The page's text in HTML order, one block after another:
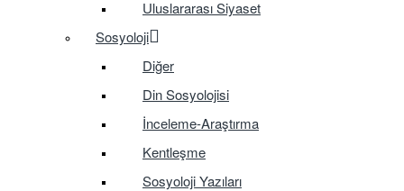
Uluslararası Siyaset
Sosyoloji
Diğer
Din Sosyolojisi
İnceleme-Araştırma
Kentleşme
Sosyoloji Yazıları